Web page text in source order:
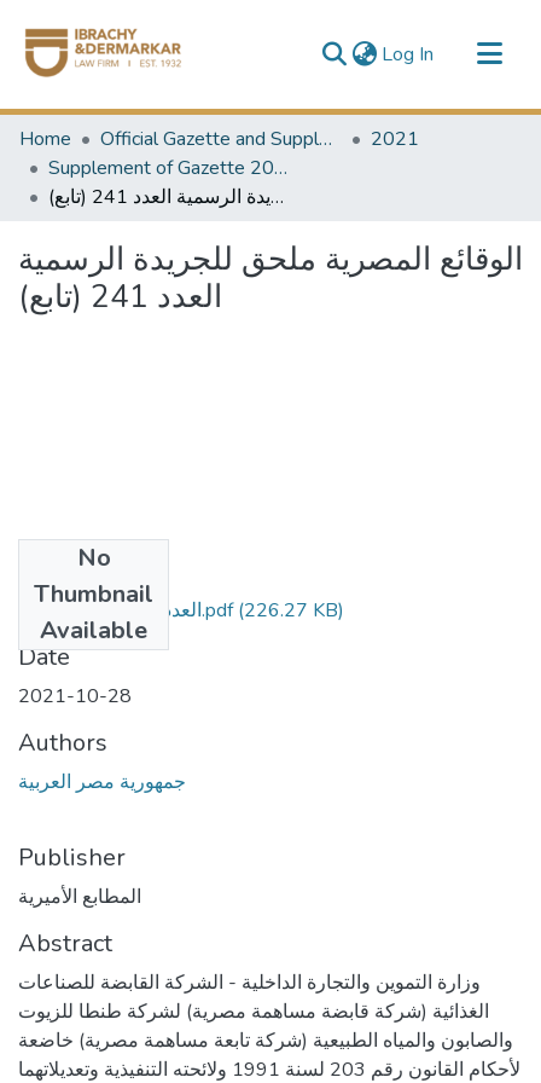
Log In (current)
Communities & Collections
All of DSpace
Home Official Gazette and Supplement
2021
Supplement of Gazette 2021
الوقائع المصرية ملحق للجريدة الرسمية العدد 241 (تابع)
الوقائع المصرية ملحق للجريدة الرسمية
العدد 241 (تابع)
No
Thumbnail
Available
العدد 241 تابع مؤمن.pdf(226.27 KB)
Date
2021-10-28
Authors
جمهورية مصر العربية
Publisher
المطابع الأميرية
Abstract
وزارة التموين والتجارة الداخلية - الشركة القابضة للصناعات
الغذائية (شركة قابضة مساهمة مصرية) لشركة طنطا للزيوت
والصابون والمياه الطبيعية (شركة تابعة مساهمة مصرية) خاضعة
لأحكام القانون رقم 203 لسنة 1991 ولائحته التنفيذية وتعديلاتهما